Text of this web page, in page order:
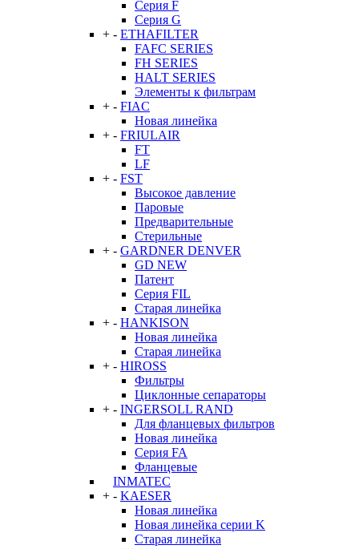
Серия F
Серия G
+ - ETHAFILTER
FAFC SERIES
FH SERIES
HALT SERIES
Элементы к фильтрам
+ - FIAC
Новая линейка
+ - FRIULAIR
FT
LF
+ - FST
Высокое давление
Паровые
Предварительные
Стерильные
+ - GARDNER DENVER
GD NEW
Патент
Серия FIL
Старая линейка
+ - HANKISON
Новая линейка
Старая линейка
+ - HIROSS
Фильтры
Циклонные сепараторы
+ - INGERSOLL RAND
Для фланцевых фильтров
Новая линейка
Серия FA
Фланцевые
INMATEC
+ - KAESER
Новая линейка
Новая линейка серии K
Старая линейка